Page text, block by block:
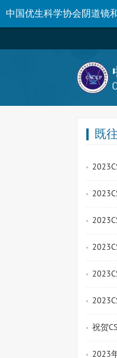
中国优生科学协会阴道镜
既
祝贺
2023